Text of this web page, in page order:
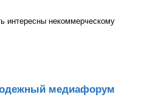
интересны некоммерческому
медиафорум